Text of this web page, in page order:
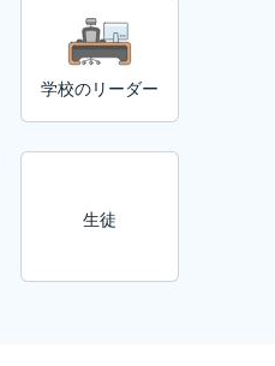
学校のリーダー
生徒